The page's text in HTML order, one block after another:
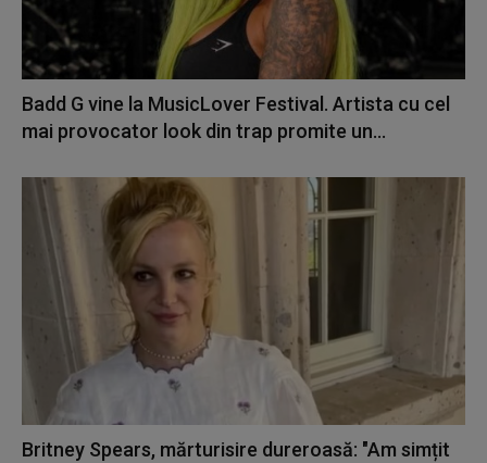
Badd G vine la MusicLover Festival. Artista cu cel
mai provocator look din trap promite un...
Britney Spears, mărturisire dureroasă: "Am simțit